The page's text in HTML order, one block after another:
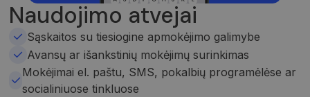
Naudojimo atvejai
Sąskaitos su tiesiogine apmokėjimo galimybe
Avansų ar išankstinių mokėjimų surinkimas
Mokėjimai el. paštu, SMS, pokalbių programėlėse ar
socialiniuose tinkluose